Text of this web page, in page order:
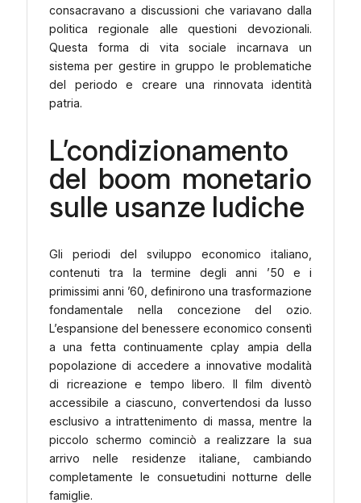
consacravano a discussioni che variavano dalla
politica regionale alle questioni devozionali.
Questa forma di vita sociale incarnava un
sistema per gestire in gruppo le problematiche
del periodo e creare una rinnovata identità
patria.
L’condizionamento
del boom monetario
sulle usanze ludiche
Gli periodi del sviluppo economico italiano,
contenuti tra la termine degli anni ’50 e i
primissimi anni ’60, definirono una trasformazione
fondamentale nella concezione del ozio.
L’espansione del benessere economico consentì
a una fetta continuamente cplay ampia della
popolazione di accedere a innovative modalità
di ricreazione e tempo libero. Il film diventò
accessibile a ciascuno, convertendosi da lusso
esclusivo a intrattenimento di massa, mentre la
piccolo schermo cominciò a realizzare la sua
arrivo nelle residenze italiane, cambiando
completamente le consuetudini notturne delle
famiglie.